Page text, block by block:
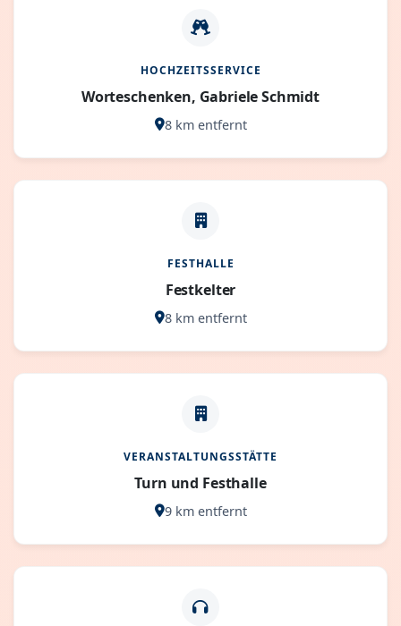
HOCHZEITSSERVICE
Worteschenken, Gabriele Schmidt
8 km entfernt
FESTHALLE
Festkelter
8 km entfernt
VERANSTALTUNGSSTÄTTE
Turn und Festhalle
9 km entfernt